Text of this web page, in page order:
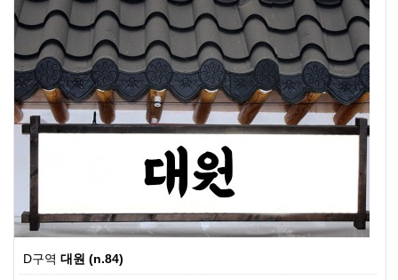
D구역 대원 (n.84)